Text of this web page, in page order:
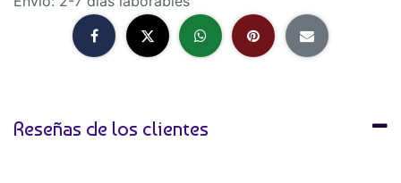
Reseñas de los clientes